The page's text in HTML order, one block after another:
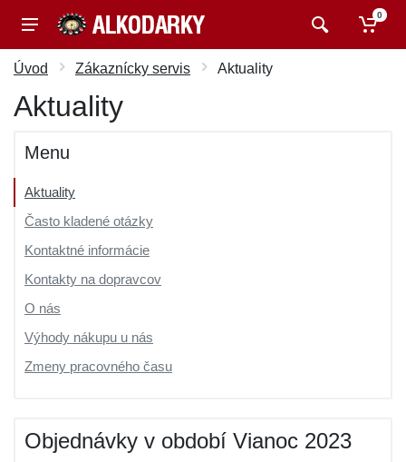
0
Úvod Zákaznícky servis Aktuality
Aktuality
Menu
Aktuality
Často kladené otázky
Kontaktné informácie
Kontakty na dopravcov
O nás
Výhody nákupu u nás
Zmeny pracovného času
Objednávky v období Vianoc 2023